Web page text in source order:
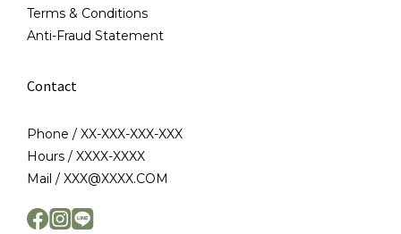
Terms & Conditions
Anti-Fraud Statement
Contact
Phone / XX-XXX-XXX-XXX
Hours / XXXX-XXXX
Mail / XXX@XXXX.COM